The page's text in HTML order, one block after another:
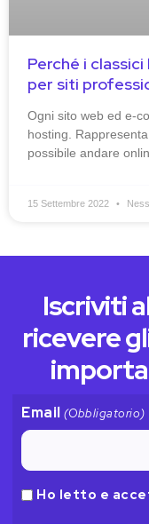
Perché i
per siti
Ogni sito web ed e-
hosting.
possibile andare
15 Settembre 2022
Iscriviti
ricevere
Email (Obbligatorio)
Privacy
Ho letto e